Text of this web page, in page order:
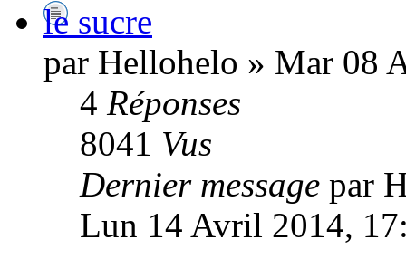
le sucre
par Hellohelo » Mar 08
4 Réponses
8041 Vus
Dernier message par
Lun 14 Avril 2014,